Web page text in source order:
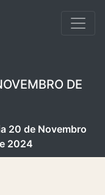
DE
20 de Novembro
2024